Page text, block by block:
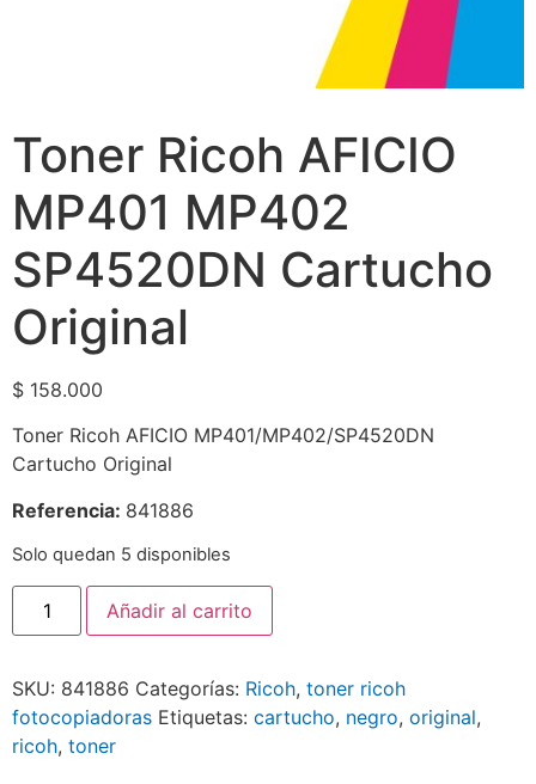
Toner Ricoh AFICIO
MP401 MP402
SP4520DN Cartucho
Original
$ 158.000
Toner Ricoh AFICIO MP401/MP402/SP4520DN
Cartucho Original
Referencia: 841886
Solo quedan 5 disponibles
Añadir al carrito
SKU: 841886 Categorías: Ricoh, toner ricoh
fotocopiadoras Etiquetas: cartucho, negro, original,
ricoh, toner